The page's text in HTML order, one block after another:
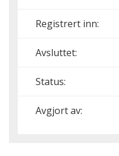
Registrert inn:
Avsluttet:
Status:
Avgjort av: